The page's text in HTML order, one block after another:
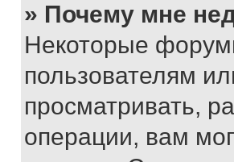
» Почему мне
Некоторые
пользователям
просматривать,
операции, вам